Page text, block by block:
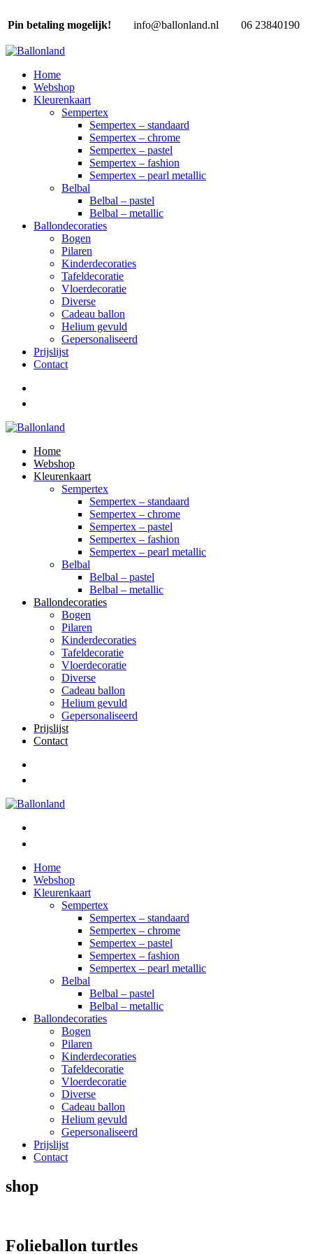
Pin betaling mogelijk! info@ballonland.nl 06 23840190
Home
Webshop
Kleurenkaart
Sempertex
Sempertex – standaard
Sempertex – chrome
Sempertex – pastel
Sempertex – fashion
Sempertex – pearl metallic
Belbal
Belbal – pastel
Belbal – metallic
Ballondecoraties
Bogen
Pilaren
Kinderdecoraties
Tafeldecoratie
Vloerdecoratie
Diverse
Cadeau ballon
Helium gevuld
Gepersonaliseerd
Prijslijst
Contact
Home
Webshop
Kleurenkaart
Sempertex
Sempertex – standaard
Sempertex – chrome
Sempertex – pastel
Sempertex – fashion
Sempertex – pearl metallic
Belbal
Belbal – pastel
Belbal – metallic
Ballondecoraties
Bogen
Pilaren
Kinderdecoraties
Tafeldecoratie
Vloerdecoratie
Diverse
Cadeau ballon
Helium gevuld
Gepersonaliseerd
Prijslijst
Contact
Home
Webshop
Kleurenkaart
Sempertex
Sempertex – standaard
Sempertex – chrome
Sempertex – pastel
Sempertex – fashion
Sempertex – pearl metallic
Belbal
Belbal – pastel
Belbal – metallic
Ballondecoraties
Bogen
Pilaren
Kinderdecoraties
Tafeldecoratie
Vloerdecoratie
Diverse
Cadeau ballon
Helium gevuld
Gepersonaliseerd
Prijslijst
Contact
shop
Folieballon turtles